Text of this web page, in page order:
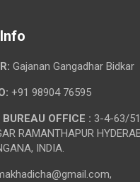
Gajanan Gangadhar Bidkar
+91 98904 76595
OFFICE : 3-4-63/
RAMANTHAPUR
INDIA.